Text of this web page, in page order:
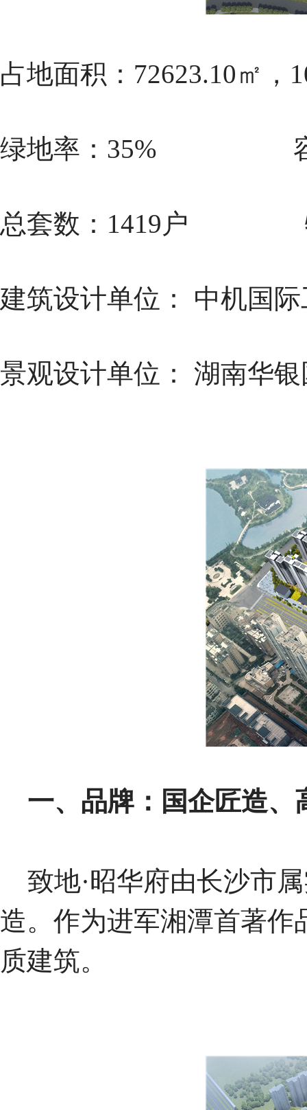
占地面积：72623.10㎡
绿地率：35% 容
总套数：1419户 物
建筑设计单位： 中机国
景观设计单位： 湖南华
一、品牌：国企匠造、
致地·昭华府由长沙市
造。作为进军湘潭首著作
质建筑。